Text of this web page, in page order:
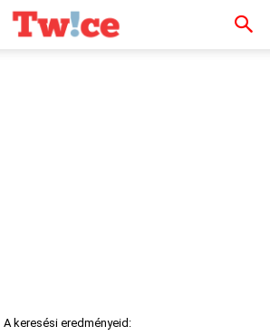
A keresési eredményeid: